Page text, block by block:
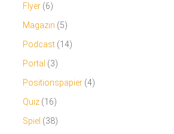
Flyer (6)
Magazin (5)
Podcast (14)
Portal (3)
Positionspapier (4)
Quiz (16)
Spiel (38)